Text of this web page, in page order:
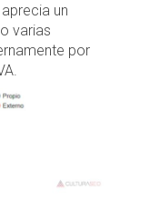
un
varias
por